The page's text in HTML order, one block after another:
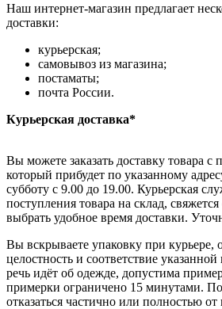
Наш интернет-магазин предлагает
доставки:
курьерская;
самовывоз из магазина;
постаматы;
почта России.
Курьерская доставка*
Вы можете заказать доставку товара
который прибудет по указанному
субботу с 9.00 до 19.00. Курьерская
поступления товара на склад,
выбрать удобное время доставки.
Вы вскрываете упаковку при курьере,
целостность и соответствие
речь идёт об одежде, допустима
примерки ограничено 15 минутами.
отказаться частично или полностью